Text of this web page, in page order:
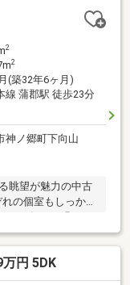
2
2
(築32年6ヶ月)
線 蒲郡駅 徒歩23分
神ノ郷町下向山
眺望が魅力の中古
の個室もしっかり
かな毎日が過ごせ
無理のない距離感・
便性◎・1994年
る一邸です！＼ お
気軽にご連絡くだ
円 5DK